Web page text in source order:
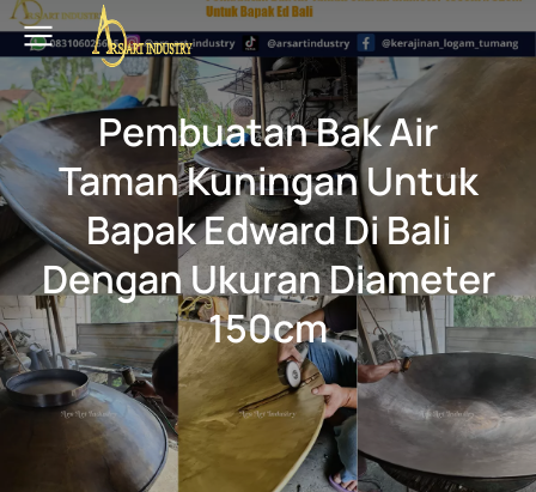
Pembuatan Bak Air
Taman Kuningan Untuk
Bapak Edward Di Bali
Dengan Ukuran Diameter
150cm